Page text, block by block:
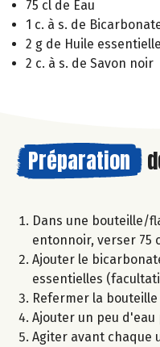
75 cl de Eau
1 c. à s. de
2 g de Huile essentielle
2 c. à s. de Savon noir
Préparation
Dans une bouteille/
entonnoir, verser 75
Ajouter le
essentielles
Refermer la
Ajouter un peu
Agiter avant chaque